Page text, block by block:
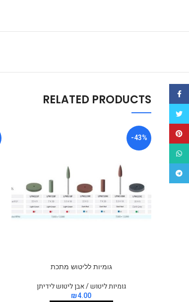
RELATED PRODUCTS
-43%
גומיות לליטוש מתכת
גומיות ליטוש / אבן ליטוש לידיתן
₪
Facebook
Twitter
Pinterest
WhatsApp